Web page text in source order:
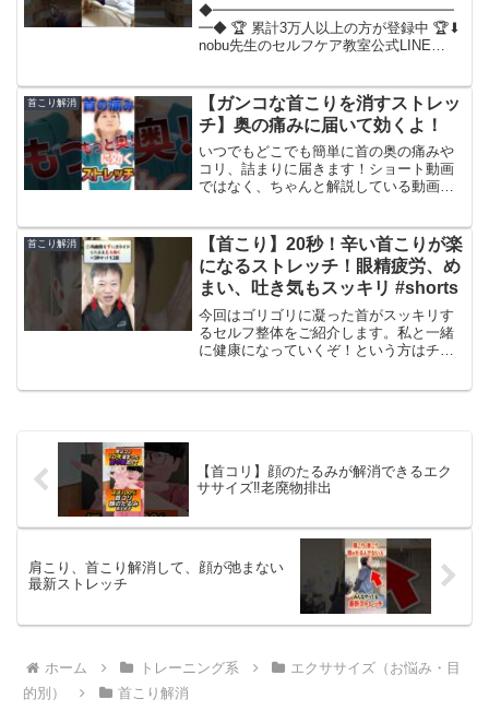
◆━━━━━━━━━━━━━━━━━
━◆ 🏆 累計3万人以上の方が登録中 🏆⬇︎
nobu先生のセルフケア教室公式LINE
⬇︎✅『あなた専用のケア方法が今す...
首こり解消
【ガンコな首こりを消すストレッ
チ】奥の痛みに届いて効くよ！
いつでもどこでも簡単に首の奥の痛みや
コリ、詰まりに届きます！ショート動画
ではなく、ちゃんと解説している動画は
首こり解消
【首こり】20秒！辛い首こりが楽
になるストレッチ！眼精疲労、め
まい、吐き気もスッキリ #shorts
今回はゴリゴリに凝った首がスッキリす
るセルフ整体をご紹介します。私と一緒
に健康になっていくぞ！という方はチャ
【首コリ】顔のたるみが解消できるエク
ササイズ‼️老廃物排出
肩こり、首こり解消して、顔が弛まない
最新ストレッチ
ホーム トレーニング系
エクササイズ（お悩み・目
的別）
首こり解消